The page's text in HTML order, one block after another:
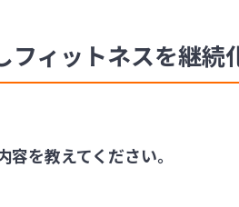
フィットネスを継続
を教えてください。